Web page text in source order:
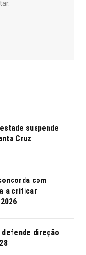
suspende
Cruz
com
a criticar
defende direção